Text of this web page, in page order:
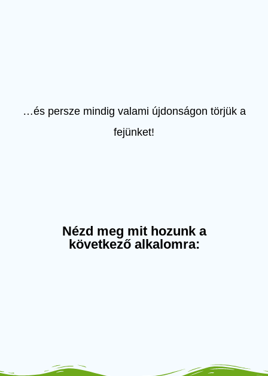
…és persze mindig valami újdonságon törjük a
fejünket!
Nézd meg mit hozunk a
következő alkalomra: